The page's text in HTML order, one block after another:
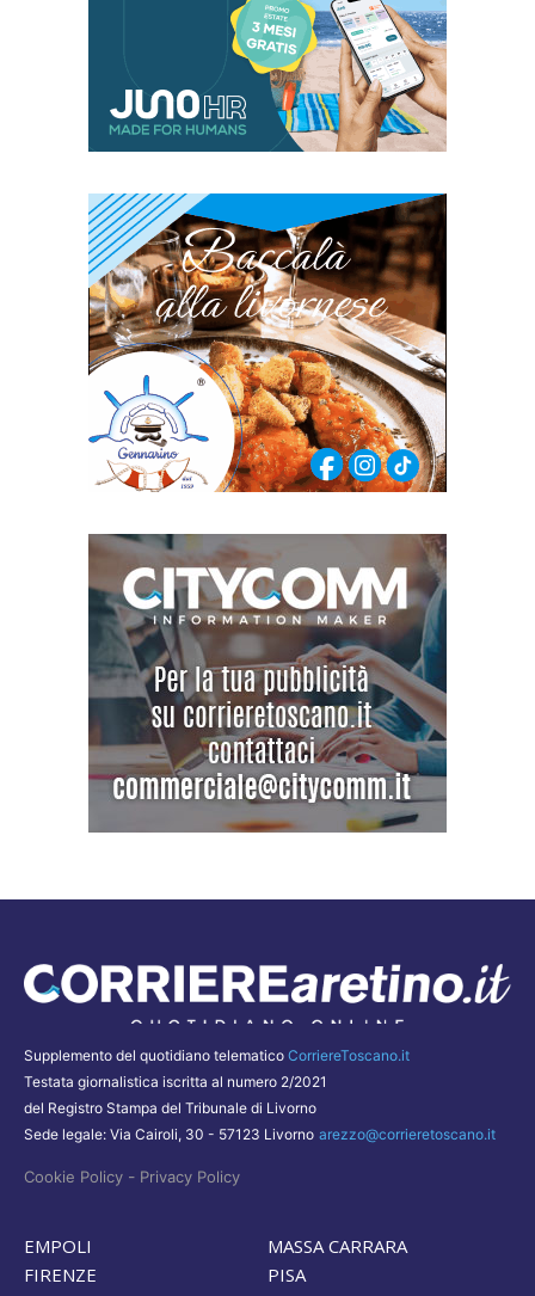
Supplemento del quotidiano telematico CorriereToscano.it
Testata giornalistica iscritta al numero 2/2021
del Registro Stampa del Tribunale di Livorno
Sede legale: Via Cairoli, 30 - 57123 Livorno arezzo@corrieretoscano.it
Cookie Policy - Privacy Policy
EMPOLI
FIRENZE
MASSA CARRARA
PISA